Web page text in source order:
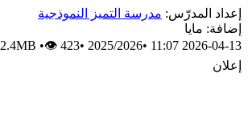
إعداد المدرّس: مدرسة التميز النموذجية
إضافة: مايا
2026-04-13 11:07
•
2025/2026
•
2.4MB •👁 423
إعلان